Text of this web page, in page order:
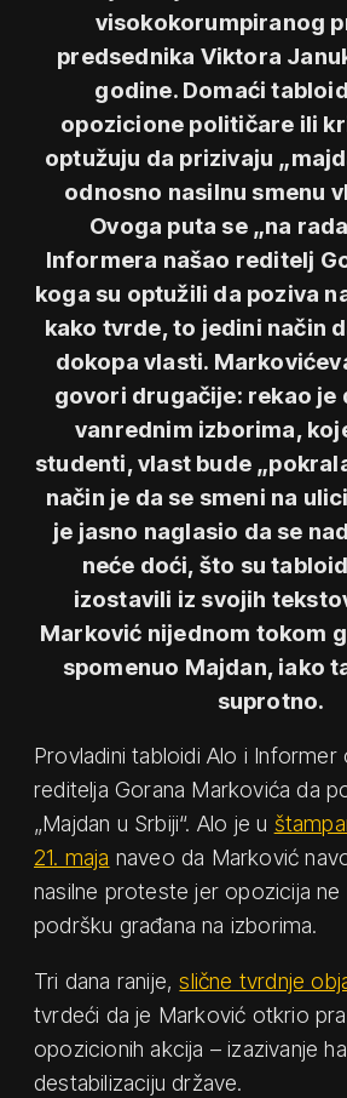
visokokorumpiranog
predsednika Viktora
godine. Domaći
opozicione političare ili
optužuju da prizivaju
odnosno nasilnu smenu
Ovoga puta se „na
Informera našao reditelj
koga su optužili da poziva
kako tvrde, to jedini način
dokopa vlasti.
govori drugačije: rekao je
vanrednim izborima,
studenti, vlast bude
način je da se smeni na
je jasno naglasio da se
neće doći, što su
izostavili iz svojih
Marković nijednom tokom
spomenuo Majdan, iako
suprotno.
Provladini tabloidi Alo i Informer
reditelja Gorana Markovića da
„Majdan u Srbiji“. Alo je u
21. maja naveo da Marković
nasilne proteste jer opozicija
podršku građana na izborima.
Tri dana ranije,slične tvrdnje
tvrdeći da je Marković otkrio
opozicionih akcija – izazivanje
destabilizaciju države.